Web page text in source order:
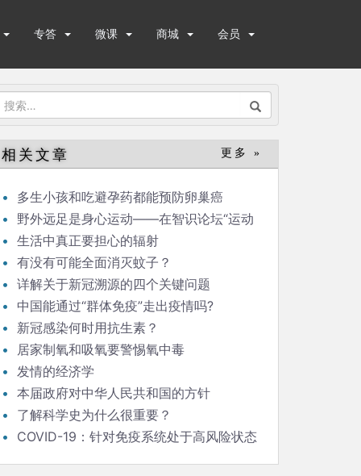
专答 微课 商城 会员
搜
：
相关文章 更多 »
多生小孩和吃避孕药都能预防卵巢癌
野外远足是身心运动——在智识论坛“运动
与健康”的发言
生活中真正要担心的辐射
有没有可能全面消灭蚊子？
详解关于新冠溯源的四个关键问题
中国能通过“群体免疫”走出疫情吗?
新冠感染何时用抗生素？
居家制氧和吸氧要警惕氧中毒
发情的经济学
本届政府对中华人民共和国的方针
了解科学史为什么很重要？
COVID-19：针对免疫系统处于高风险状态